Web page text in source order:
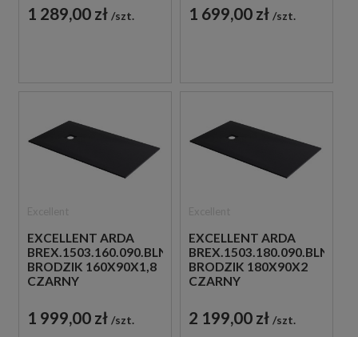
1 289,00 zł szt. 1 699,00 zł szt.
EXCELLENT ARDA
BREX.1503.160.090.BLN
BRODZIK 160X90X1,8
CZARNY
1 999,00 zł szt.
EXCELLENT ARDA
BREX.1503.180.090.BLN
BRODZIK 180X90X2
CZARNY
2 199,00 zł szt.